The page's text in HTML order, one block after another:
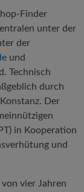
Finder
unter der
der
und
Technisch
durch
Der
in Kooperation
und
vier Jahren